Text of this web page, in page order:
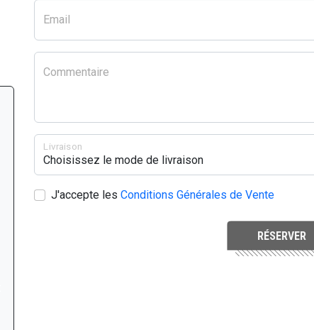
Email
Commentaire
Livraison
J'accepte les Conditions Générales de Vente
RÉSERVER